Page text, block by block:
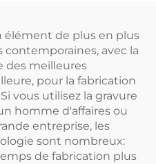
élément de plus en plus
avec la
des meilleures
pour la fabrication
vous utilisez la gravure
homme d'affaires ou
entreprise, les
sont nombreux:
de fabrication plus